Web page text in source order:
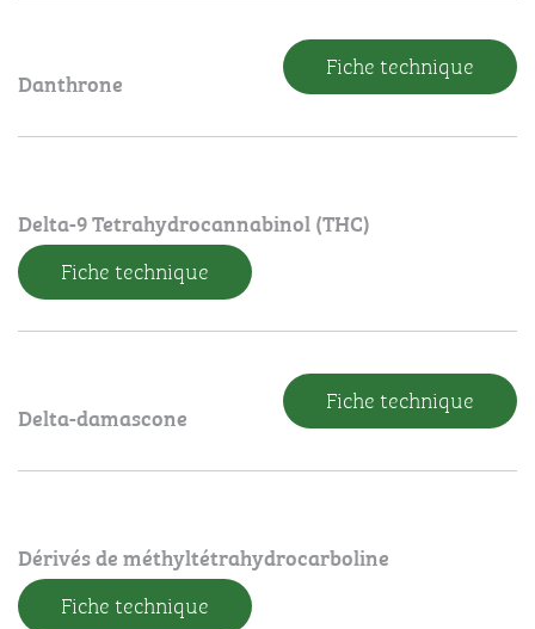
Danthrone
Fiche technique
Delta-9 Tetrahydrocannabinol (THC)
Fiche technique
Delta-damascone
Fiche technique
Dérivés de méthyltétrahydrocarboline
Fiche technique